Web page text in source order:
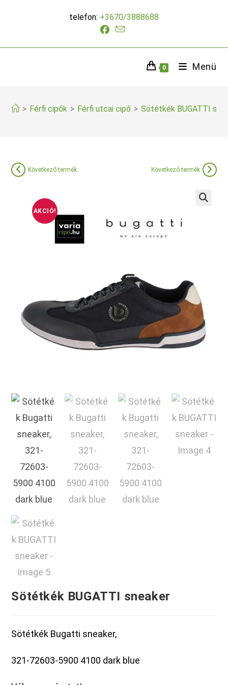
telefon: +3670/3888688
0 Menü
> Férfi cipők > Férfi utcai cipő > Sötétkék BUGATTI
AKCIÓ!
Következő termék Következő termék
Sötétkék BUGATTI sneaker
Sötétkék Bugatti sneaker,
321-72603-5900 4100 dark blue